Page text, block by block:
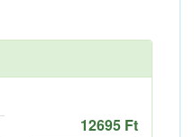
12695 Ft